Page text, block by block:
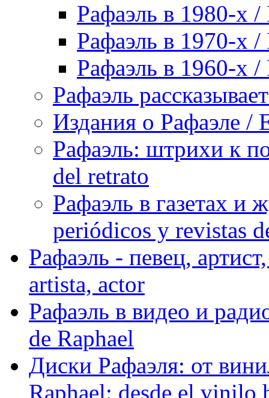
Рафаэль в 1980-х /
Рафаэль в 1970-х /
Рафаэль в 1960-х /
Рафаэль
Издания о Рафаэле /
Рафаэль: штрихи к
del retrato
Рафаэль в газетах и
periódicos y revistas
Рафаэль - певец,
artista, actor
Рафаэль в видео и
de Raphael
Диски Рафаэля: от
Raphael: desde el vinilo